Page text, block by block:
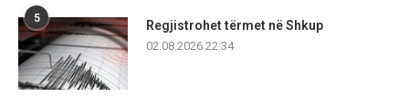
5
Regjistrohet tërmet në Shkup
02.08.2026 22:34